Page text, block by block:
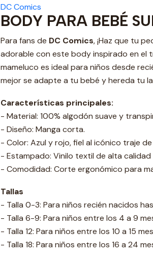
DC Comics
BODY PARA BEBÉ
Para fans de DC Comics, ¡Haz que tu
adorable con este body inspirado en el
mameluco es ideal para niños desde
mejor se adapte a tu bebé y hereda tu
Características principales:
- Material: 100% algodón suave y
- Diseño: Manga corta.
- Color: Azul y rojo, fiel al icónico traje de
- Estampado: Vinilo textil de alta
- Comodidad: Corte ergonómico para
Tallas
- Talla 0-3: Para niños recién nacidos
- Talla 6-9: Para niños entre los 4 a 9
- Talla 12: Para niños entre los 10 a 15
- Talla 18: Para niños entre los 16 a 24